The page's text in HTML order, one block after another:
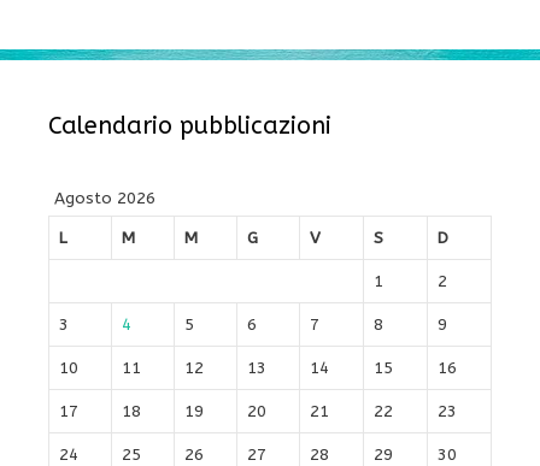
Calendario pubblicazioni
Agosto 2026
L
M M G V S D
1 2
3 4 5 6 7 8 9
10 11 12 13 14 15 16
17 18 19 20 21 22 23
24 25 26 27 28 29 30